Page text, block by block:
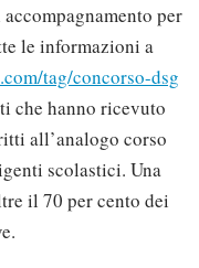
per
le informazioni a
tag/concorso-dsg
che hanno ricevuto
all’analogo corso
scolastici. Una
il 70 per cento dei